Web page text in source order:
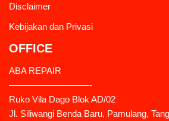
Disclaimer
Kebijakan dan Privasi
OFFICE
ABA REPAIR
—————————-
Ruko Vila Dago Blok AD/02
Jl. Siliwangi Benda Baru, Pamulang,